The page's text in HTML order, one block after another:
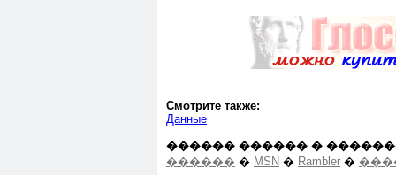
Смотрите также:
Данные
������ ������ �
������ � MSN � Rambler �